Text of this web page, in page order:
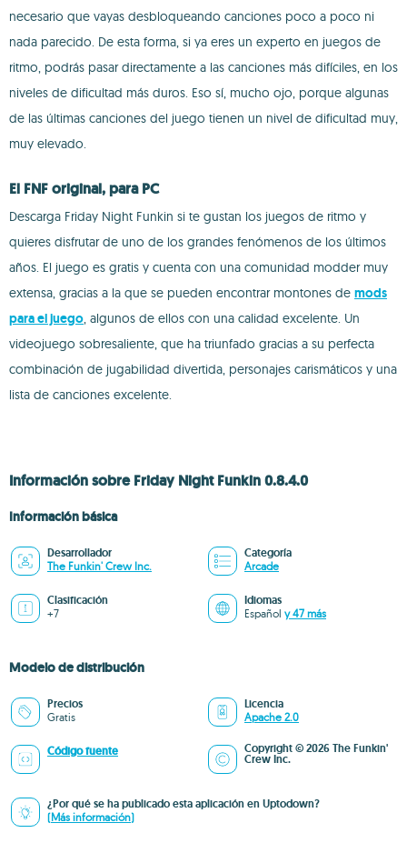
necesario que vayas desbloqueando canciones poco a poco ni
nada parecido. De esta forma, si ya eres un experto en juegos de
ritmo, podrás pasar directamente a las canciones más difíciles, en los
niveles de dificultad más duros. Eso sí, mucho ojo, porque algunas
de las últimas canciones del juego tienen un nivel de dificultad muy,
muy elevado.
El FNF original, para PC
Descarga Friday Night Funkin si te gustan los juegos de ritmo y
quieres disfrutar de uno de los grandes fenómenos de los últimos
años. El juego es gratis y cuenta con una comunidad modder muy
extensa, gracias a la que se pueden encontrar montones de mods
para el juego, algunos de ellos con una calidad excelente. Un
videojuego sobresaliente, que ha triunfado gracias a su perfecta
combinación de jugabilidad divertida, personajes carismáticos y una
lista de canciones excelente.
Información sobre Friday Night Funkin 0.8.4.0
Información básica
Desarrollador
The Funkin' Crew Inc.
Categoría
Arcade
Clasificación
+7
Idiomas
Español y 47 más
Modelo de distribución
Precios
Gratis
Licencia
Apache 2.0
Código fuente Copyright © 2026 The Funkin'
Crew Inc.
¿Por qué se ha publicado esta aplicación en Uptodown?
(Más información)